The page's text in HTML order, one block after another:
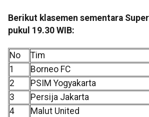
Berikut klasemen sementara
pukul 19.30 WIB:
No Tim
1
Borneo FC
2
PSIM Yogyakarta
3
Persija Jakarta
4
Malut United